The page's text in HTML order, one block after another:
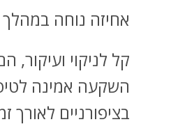
אחיזה נוחה
קל לניקוי ועיקור,
השקעה אמינה
בציפורניים לאורך